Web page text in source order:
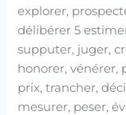
explorer,
délibérer 5
supputer, juger,
honorer, vénérer,
prix, trancher,
mesurer, peser,